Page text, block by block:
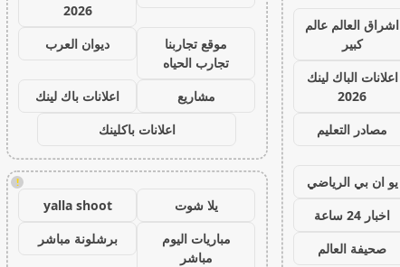
اشراق العالم عالم
كبير
اعلانات الباك لينك
2026
مصادر التعليم
يو ان بي الرياضي
اخبار 24 ساعة
صحيفة العالم
2026
موقع تجاربنا
تجارب الحياه
ديوان العرب
مشاريع
اعلانات باك لينك
اعلانات باكلينك
!
يلا شوت
yalla shoot
مباريات اليوم
مباشر
برشلونة مباشر